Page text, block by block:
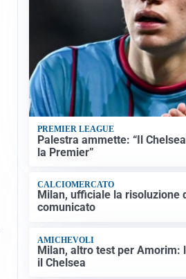
PREMIER LEAGUE
Palestra ammette: “Il
la Premier”
CALCIOMERCATO
Milan, ufficiale la risoluzione
comunicato
AMICHEVOLI
Milan, altro test per Amorim:
il Chelsea